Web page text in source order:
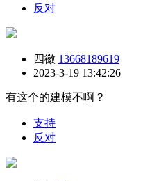
反对
四徽 13668189619
2023-3-19 13:42:26
有这个的建模不啊？
支持
反对